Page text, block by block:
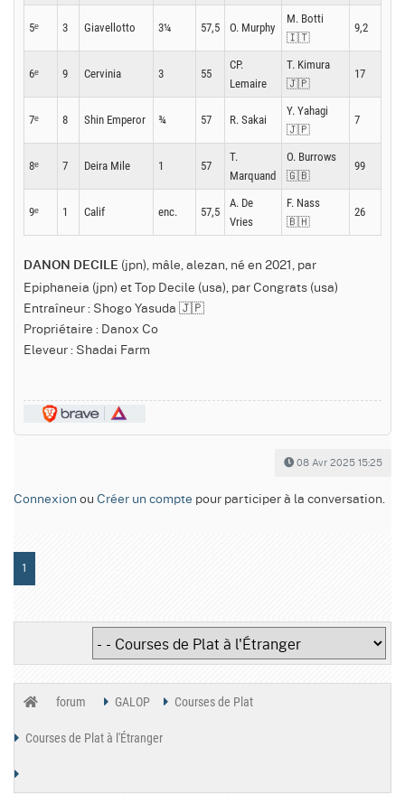
5ᵉ 3 Giavellotto 3¼ 57,5 O. Murphy
M. Botti
🇮🇹
9,2
6ᵉ 9 Cervinia 3 55
CP.
Lemaire
T. Kimura
🇯🇵
17
7ᵉ 8 Shin Emperor ¾ 57 R. Sakai
Y. Yahagi
🇯🇵
7
8ᵉ 7 Deira Mile 1 57
T.
Marquand
O. Burrows
🇬🇧
99
9ᵉ 1 Calif enc. 57,5
A. De
Vries
F. Nass
🇧🇭
26
DANON DECILE (jpn), mâle, alezan, né en 2021, par
Epiphaneia (jpn) et Top Decile (usa), par Congrats (usa)
Entraîneur : Shogo Yasuda 🇯🇵
Propriétaire : Danox Co
Eleveur : Shadai Farm
08 Avr 2025 15:25
Connexion ou Créer un compte pour participer à la conversation.
1
forum GALOP Courses de Plat
Courses de Plat à l'Étranger